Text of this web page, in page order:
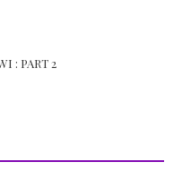
: PART 2